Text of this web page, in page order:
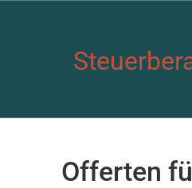
Offerten